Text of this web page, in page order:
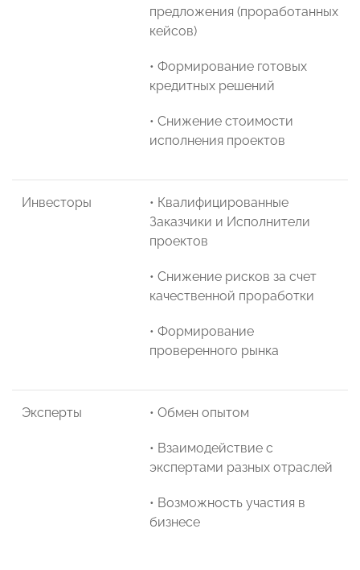
предложения (проработанных
кейсов)
• Формирование готовых
кредитных решений
• Снижение стоимости
исполнения проектов
Инвесторы
• Квалифицированные
Заказчики и Исполнители
проектов
• Снижение рисков за счет
качественной проработки
• Формирование
проверенного рынка
Эксперты • Обмен опытом
• Взаимодействие с
экспертами разных отраслей
• Возможность участия в
бизнесе